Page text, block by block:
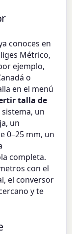
conoces en
Métrico,
ejemplo,
o
en el menú
talla de
un
un
0–25 mm, un
completa.
con el
el conversor
y te